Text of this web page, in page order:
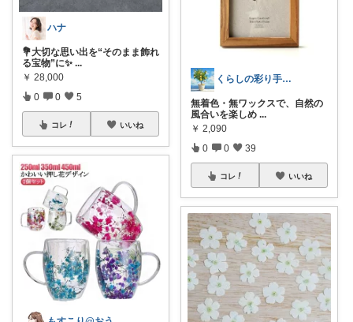
ハナ
💐大切な思い出を“そのまま飾れ
る宝物”に✨ ...
￥ 28,000
0 0 5
コレ いいね
くらしの彩り手帖🌿
無着色・無ワックスで、自然の
風合いを楽しめ ...
￥ 2,090
0 0 39
コレ いいね